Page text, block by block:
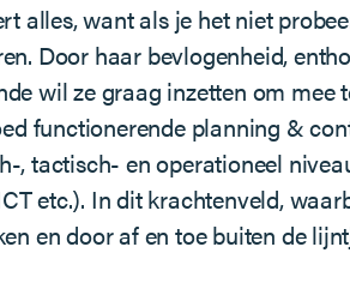
alles, want als je het niet
Door haar bevlogenheid,
wil ze graag inzetten om mee
functionerende planning &
, tactisch- en operationeel
etc.). In dit krachtenveld,
en door af en toe buiten de